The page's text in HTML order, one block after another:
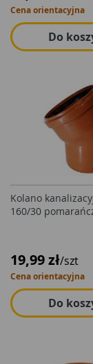
Cena orientacyjna
Do
Kolano
160/30
19,99 zł/szt
Cena orientacyjna
Do